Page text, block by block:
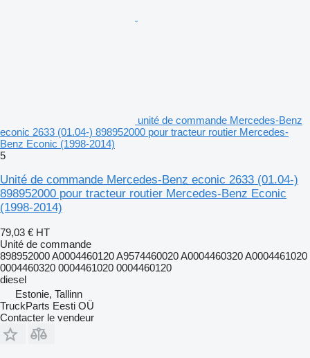
unité de commande Mercedes-Benz
econic 2633 (01.04-) 898952000 pour tracteur routier Mercedes-
Benz Econic (1998-2014)
5
Unité de commande Mercedes-Benz econic 2633 (01.04-)
898952000 pour tracteur routier Mercedes-Benz Econic
(1998-2014)
79,03 € HT
Unité de commande
898952000 A0004460120 A9574460020 A0004460320 A0004461020
0004460320 0004461020 0004460120
diesel
Estonie, Tallinn
TruckParts Eesti OÜ
Contacter le vendeur